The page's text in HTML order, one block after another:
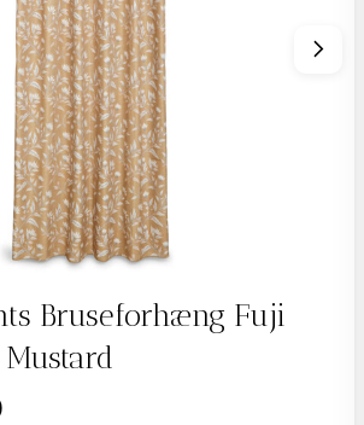
Bruseforhæng Fuji